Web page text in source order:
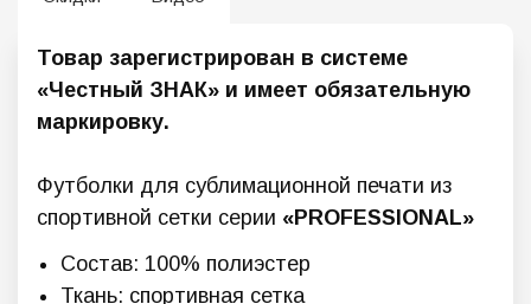
Товар зарегистрирован в системе
«Честный ЗНАК» и имеет обязательную
маркировку.
Футболки для сублимационной печати из
спортивной сетки серии «PROFESSIONAL»
Состав: 100% полиэстер
Ткань: спортивная сетка